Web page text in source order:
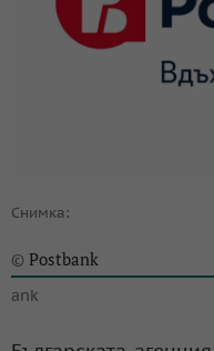
Снимка:
© Postbank
ank